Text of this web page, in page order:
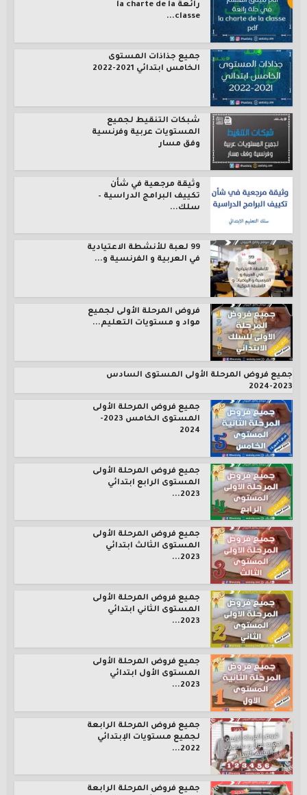
رائعة la charte de la
classe...
جميع جذاذات المستوى
الخامس ابتدائي 2021-2022
شبكات التنقيط لجميع
المستويات عربية وفرنسية
وفق مسار
وثيقة مرجعية في شأن
تكييف البرامج الدراسية –
سلك...
99 لعبة للأنشطة الاعتيادية
في العربية و الفرنسية و...
فروض المرحلة الأولى لجميع
مواد و مستويات التعليم...
جميع فروض المرحلة الأولى المستوى السادس
2023-2024
جميع فروض المرحلة الأولى
المستوى الخامس 2023-
2024
جميع فروض المرحلة الأولى
المستوى الرابع ابتدائي
2023...
جميع فروض المرحلة الأولى
المستوى الثالث ابتدائي
2023...
جميع فروض المرحلة الأولى
المستوى الثاني ابتدائي
2023...
جميع فروض المرحلة الأولى
المستوى الأول ابتدائي
2023...
جميع فروض المرحلة الرابعة
لجميع مستويات الإبتدائي
2022...
جميع فروض المرحلة الرابعة